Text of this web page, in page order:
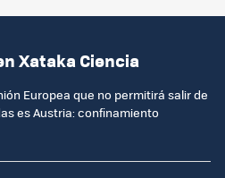
Xataka Ciencia
Europea que no permitirá salir de
es Austria: confinamiento